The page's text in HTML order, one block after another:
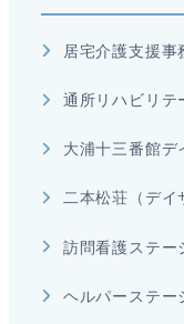
居宅介護支援事
通所リハビリテ
大浦十三番館デ
二本松荘（デイ
訪問看護ステー
ヘルパーステー